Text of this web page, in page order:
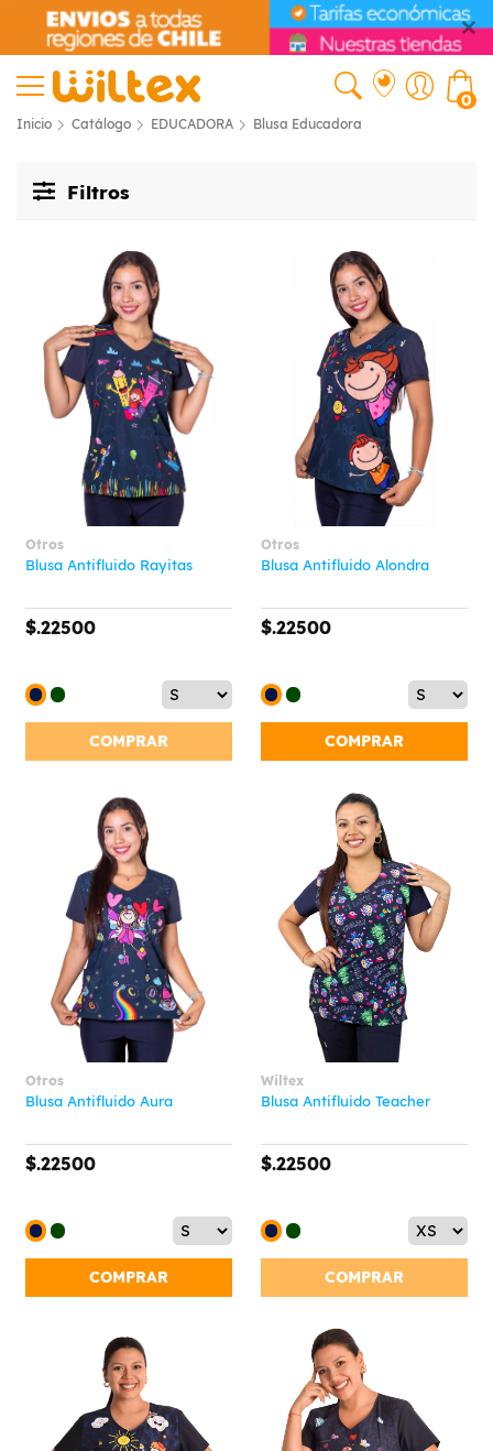
0
Inicio Catálogo EDUCADORA Blusa Educadora
Filtros
Otros
Blusa Antifluido Rayitas
$.22500
COMPRAR
Otros
Blusa Antifluido Alondra
$.22500
COMPRAR
Otros
Blusa Antifluido Aura
$.22500
COMPRAR
Wiltex
Blusa Antifluido Teacher
$.22500
COMPRAR